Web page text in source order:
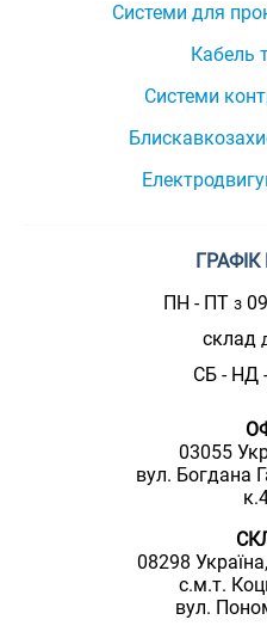
Системи для
Кабель
Системи
ПН - ПТ з
склад
СБ - НД
03055
вул. Богдана
08298
с.м.т.
вул.